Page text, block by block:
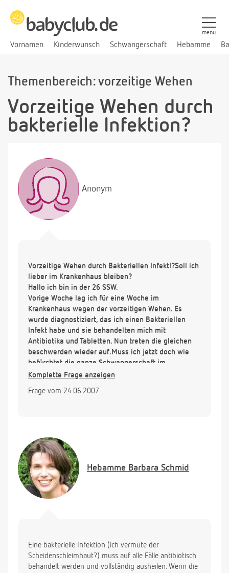
Vornamen Kinderwunsch Schwangerschaft Hebamme
menü
Themenbereich: vorzeitige Wehen
Vorzeitige Wehen durch
bakterielle Infektion?
Anonym
Vorzeitige Wehen durch Bakteriellen Infekt!?Soll ich
lieber im Krankenhaus bleiben?
Hallo ich bin in der 26 SSW.
Vorige Woche lag ich für eine Woche im
Krankenhaus wegen der vorzeitigen Wehen. Es
wurde diagnostiziert, das ich einen Bakteriellen
Infekt habe und sie behandelten mich mit
Antibiotika und Tabletten. Nun treten die gleichen
beschwerden wieder auf.Muss ich jetzt doch wie
befürchtet die ganze Schwangerschaft im
Krankenhaus verbringen oder gibt es noch andere
fürs Kind und deren Entwicklung wenn ich nur noch
MfG Steffi
Komplette Frage anzeigen
Frage vom 24.06.2007
Hebamme Barbara Schmid
Eine bakterielle Infektion (ich vermute der
Scheidenschleimhaut?) muss auf alle Fälle antibiotisch
behandelt werden und vollständig ausheilen. Wenn die